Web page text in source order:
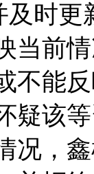
及时
当前
不能
疑该
况，